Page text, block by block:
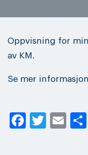
Oppvisning for
av KM.
Se mer